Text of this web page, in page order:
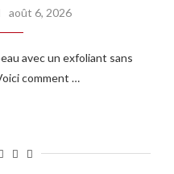
août 6, 2026
avec un exfoliant sans
comment …